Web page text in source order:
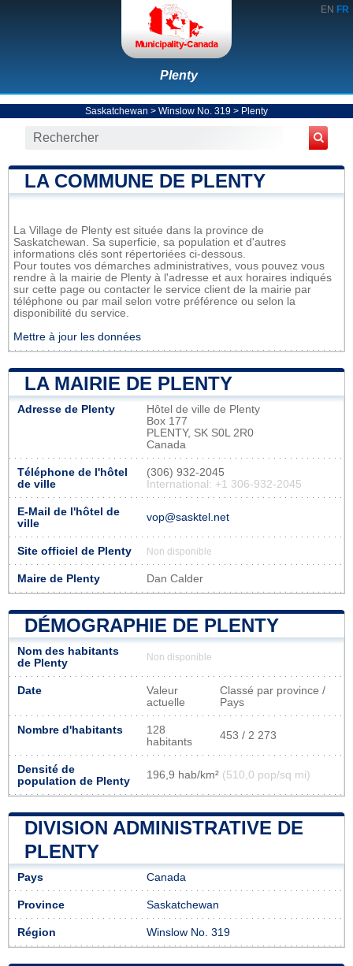
EN FR
Plenty
Saskatchewan > Winslow No. 319 > Plenty
LA COMMUNE DE PLENTY
La Village de Plenty est située dans la province de
Saskatchewan. Sa superficie, sa population et d'autres
informations clés sont répertoriées ci-dessous.
Pour toutes vos démarches administratives, vous pouvez vous
rendre à la mairie de Plenty à l'adresse et aux horaires indiqués
sur cette page ou contacter le service client de la mairie par
téléphone ou par mail selon votre préférence ou selon la
disponibilité du service.
Mettre à jour les données
LA MAIRIE DE PLENTY
Adresse de Plenty
Hôtel de ville de Plenty
Box 177
PLENTY, SK S0L 2R0
Canada
Téléphone de l'hôtel
de ville
(306) 932-2045
International: +1 306-932-2045
E-Mail de l'hôtel de
ville
vop@sasktel.net
Site officiel de Plenty Non disponible
Maire de Plenty Dan Calder
DÉMOGRAPHIE DE PLENTY
Nom des habitants
de Plenty
Non disponible
Date
Valeur
actuelle
Classé par province /
Pays
Nombre d'habitants
128
habitants
453 / 2 273
Densité de
population de Plenty
196,9 hab/km² (510,0 pop/sq mi)
DIVISION ADMINISTRATIVE DE
PLENTY
Pays Canada
Province Saskatchewan
Région Winslow No. 319